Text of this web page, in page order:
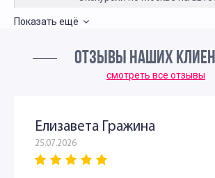
Новогодние автобусные экскурсии по
Новогодние автобусные вечерние
Показать ещё
ОТЗЫВЫ НАШИХ
смотреть все отзывы
Елизавета Гражина
25.07.2026